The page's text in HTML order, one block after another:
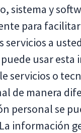
sistema y
para
a
usar esta
servicios o
de manera
personal se
información